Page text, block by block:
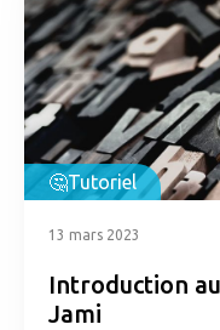
Tutoriel
13 mars 2023
Introduction
Jami